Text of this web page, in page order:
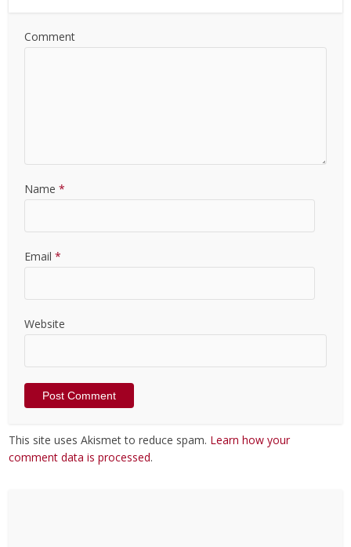
Comment
Name *
Email *
Website
This site uses Akismet to reduce spam. Learn how your
comment data is processed.